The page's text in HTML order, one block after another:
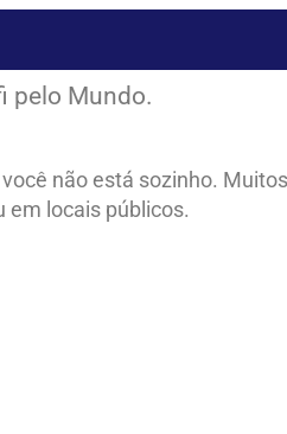
pelo Mundo.
não está sozinho. Muitos
em locais públicos.